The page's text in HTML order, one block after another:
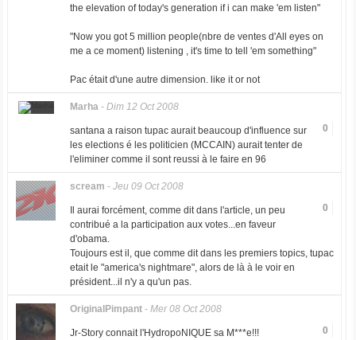
the elevation of today's generation if i can make 'em listen"
"Now you got 5 million people(nbre de ventes d'All eyes on
me a ce moment) listening , it's time to tell 'em something"
Pac était d'une autre dimension. like it or not
Marha- Dim 12 Oct 2008
0
santana a raison tupac aurait beaucoup d'influence sur
les elections é les politicien (MCCAIN) aurait tenter de
l'eliminer comme il sont reussi à le faire en 96
scream - Jeu 09 Oct 2008
0
Il aurai forcément, comme dit dans l'article, un peu
contribué a la participation aux votes...en faveur
d'obama.
Toujours est il, que comme dit dans les premiers topics, tupac
etait le "america's nightmare", alors de là à le voir en
président...il n'y a qu'un pas.
OriginalPimpant- Mer 08 Oct 2008
0
Jr-Story connait l'HydropoNIQUE sa M***e!!!